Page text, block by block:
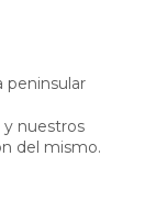
peninsular
y nuestros
del mismo.